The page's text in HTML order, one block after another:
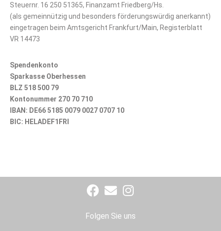
Steuernr. 16 250 51365, Finanzamt Friedberg/Hs.
(als gemeinnützig und besonders förderungswürdig anerkannt)
eingetragen beim Amtsgericht Frankfurt/Main, Registerblatt
VR 14473
Spendenkonto
Sparkasse Oberhessen
BLZ 518 500 79
Kontonummer 270 70 710
IBAN: DE66 5185 0079 0027 0707 10
BIC: HELADEF1FRI
Folgen Sie uns